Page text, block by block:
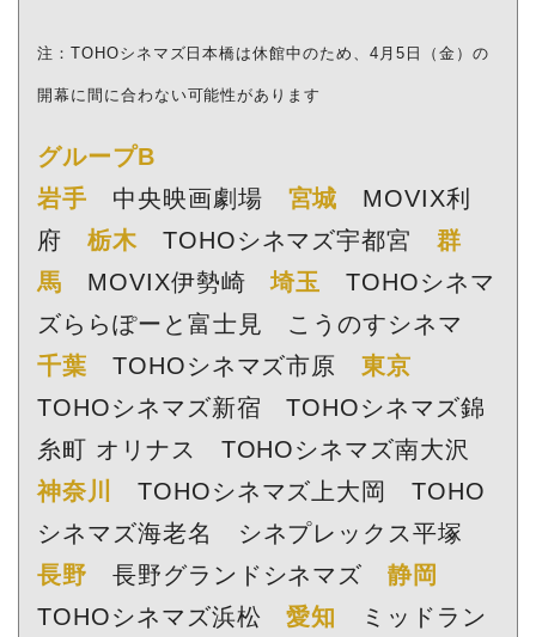
注：TOHOシネマズ日本橋は休館中のため、4月5日（金）の
開幕に間に合わない可能性があります
グループB
岩手 中央映画劇場 宮城 MOVIX利
府 栃木TOHOシネマズ宇都宮群
馬 MOVIX伊勢崎埼玉
TOHOシネマ
ズららぽーと富士見 こうのすシネマ
千葉 TOHOシネマズ市原東京
TOHOシネマズ新宿 TOHOシネマズ錦
糸町 オリナス TOHOシネマズ南大沢
神奈川
TOHOシネマズ上大岡 TOHO
シネマズ海老名 シネプレックス平塚
長野 長野グランドシネマズ静岡
TOHOシネマズ浜松愛知 ミッドラン